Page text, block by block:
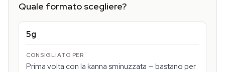
Quale formato scegliere?
5g
Prima volta con la kanna sminuzzata — bastano per